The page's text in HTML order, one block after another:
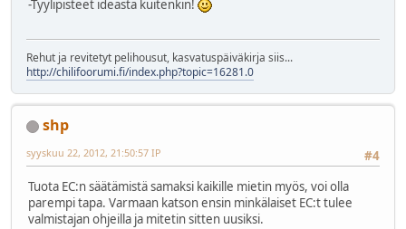
-Tyylipisteet ideasta kuitenkin!
Rehut ja revitetyt pelihousut, kasvatuspäiväkirja siis...
http://chilifoorumi.fi/index.php?topic=16281.0
shp
#4
syyskuu 22, 2012, 21:50:57 IP
Tuota EC:n säätämistä samaksi kaikille mietin myös, voi olla
parempi tapa. Varmaan katson ensin minkälaiset EC:t tulee
valmistajan ohjeilla ja mitetin sitten uusiksi.